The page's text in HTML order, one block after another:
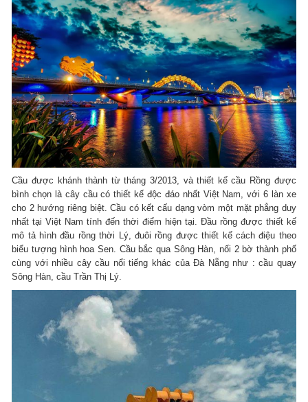
Cầu được khánh thành từ tháng 3/2013, và thiết kế cầu Rồng được
bình chọn là cây cầu có thiết kế độc đáo nhất Việt Nam, với 6 làn xe
cho 2 hướng riêng biệt. Cầu có kết cấu dạng vòm một mặt phẳng duy
nhất tại Việt Nam tính đến thời điểm hiện tại. Đầu rồng được thiết kế
mô tả hình đầu rồng thời Lý, đuôi rồng được thiết kế cách điệu theo
biểu tượng hình hoa Sen. Cầu bắc qua Sông Hàn, nối 2 bờ thành phố
cùng với nhiều cây cầu nổi tiếng khác của Đà Nẵng như : cầu quay
Sông Hàn, cầu Trần Thị Lý.